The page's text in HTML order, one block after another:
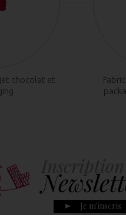
chocolat et
Je m'inscris